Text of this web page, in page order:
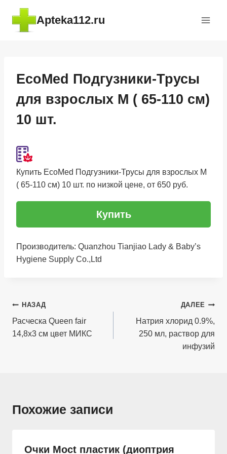
Перейти
содержимому
Apteka112.ru
EcoMed Подгузники-Трусы
для взрослых M ( 65-110 см)
10 шт.
Купить EcoMed Подгузники-Трусы для взрослых M
( 65-110 см) 10 шт. по низкой цене, от 650 руб.
Купить
Производитель: Quanzhou Tianjiao Lady & Baby’s
Hygiene Supply Co.,Ltd
Навигация
по
записям
НАЗАД
Расческа Queen fair
14,8х3 см цвет МИКС
ДАЛЕЕ
Натрия хлорид 0.9%,
250 мл, раствор для
инфузий
Похожие записи
Очки Moct пластик (диоптрия